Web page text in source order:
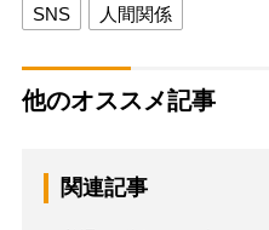
SNS 人間関係
他のオススメ記事
関連記事